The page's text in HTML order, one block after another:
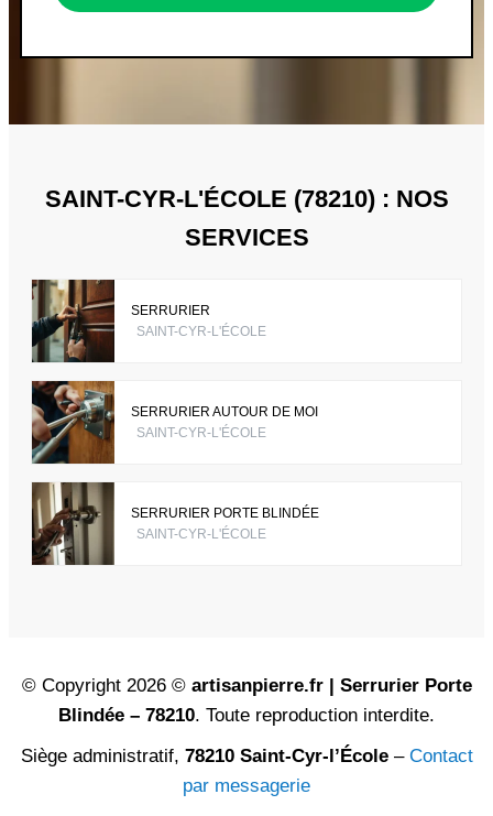
SAINT-CYR-L'ÉCOLE (78210) : NOS
SERVICES
SERRURIER
SAINT-CYR-L'ÉCOLE
SERRURIER AUTOUR DE MOI
SAINT-CYR-L'ÉCOLE
SERRURIER PORTE BLINDÉE
SAINT-CYR-L'ÉCOLE
© Copyright 2026 © artisanpierre.fr | Serrurier Porte
Blindée – 78210. Toute reproduction interdite.
Siège administratif, 78210 Saint-Cyr-l’École– Contact
par messagerie